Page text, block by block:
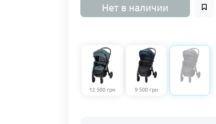
Нет в наличии
12 500 грн 9 500 грн